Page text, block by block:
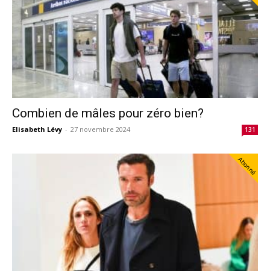
Combien de mâles pour zéro bien?
Elisabeth Lévy - 27 novembre 2024 131
Abonné